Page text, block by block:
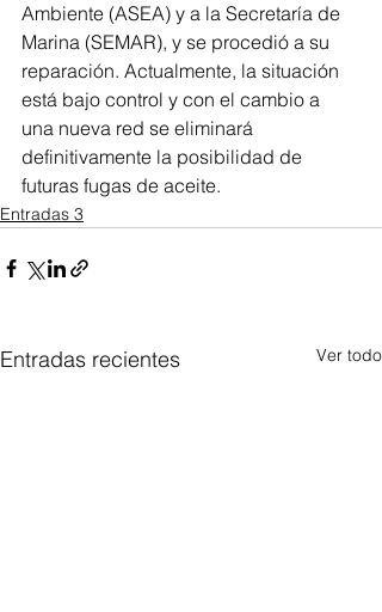
Ambiente (ASEA) y a la Secretaría de
Marina (SEMAR), y se procedió a su
reparación. Actualmente, la situación
está bajo control y con el cambio a
una nueva red se eliminará
definitivamente la posibilidad de
futuras fugas de aceite.
Entradas 3
Entradas recientes Ver todo